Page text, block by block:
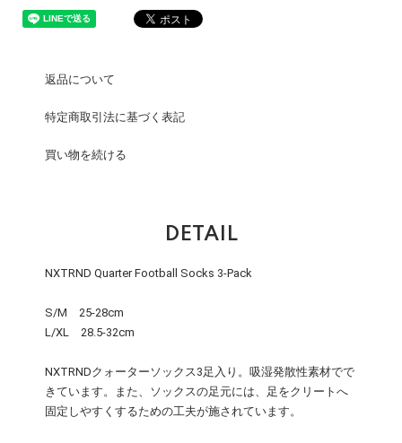
返品について
特定商取引法に基づく表記
買い物を続ける
DETAIL
NXTRND Quarter Football Socks 3-Pack
S/M 25-28cm
L/XL 28.5-32cm
NXTRNDクォーターソックス3足入り。吸湿発散性素材でで
きています。また、ソックスの足元には、足をクリートへ
固定しやすくするための工夫が施されています。